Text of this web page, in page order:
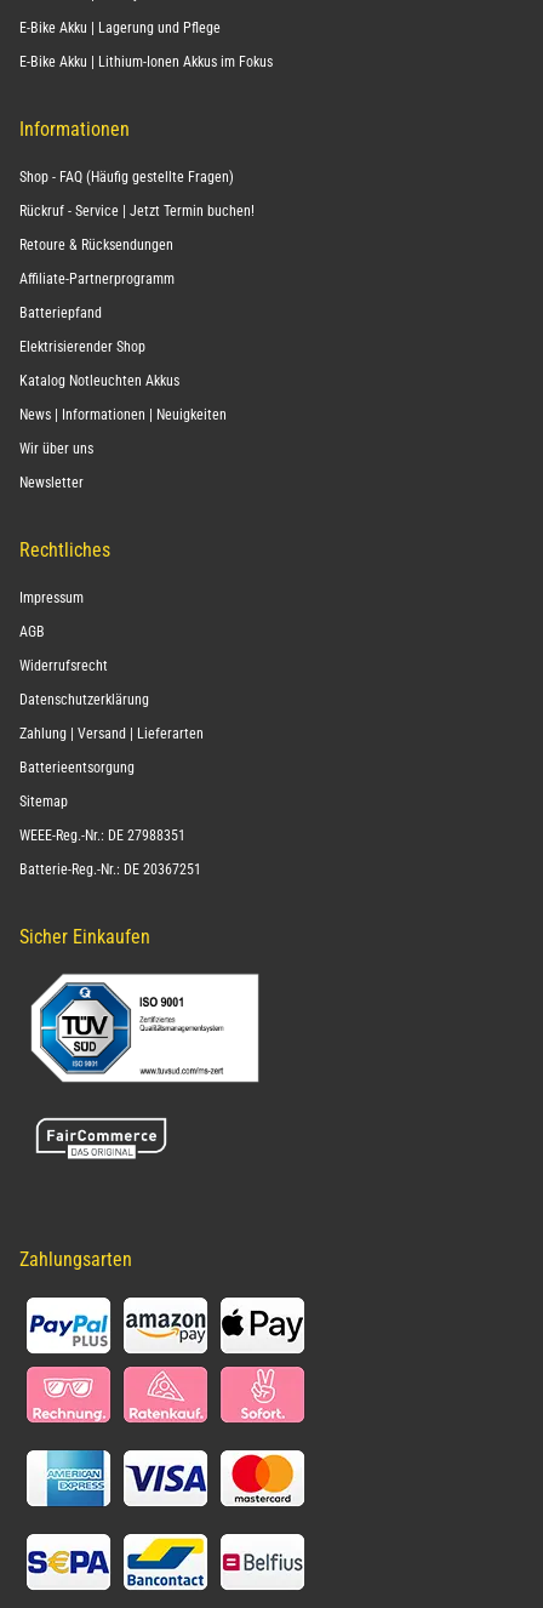
E-Bike Akku | Lagerung und Pflege
E-Bike Akku | Lithium-Ionen Akkus im Fokus
Informationen
Shop - FAQ (Häufig gestellte Fragen)
Rückruf - Service | Jetzt Termin buchen!
Retoure & Rücksendungen
Affiliate-Partnerprogramm
Batteriepfand
Elektrisierender Shop
Katalog Notleuchten Akkus
News | Informationen | Neuigkeiten
Wir über uns
Newsletter
Rechtliches
Impressum
AGB
Widerrufsrecht
Datenschutzerklärung
Zahlung | Versand | Lieferarten
Batterieentsorgung
Sitemap
WEEE-Reg.-Nr.: DE 27988351
Batterie-Reg.-Nr.: DE 20367251
Sicher Einkaufen
Zahlungsarten